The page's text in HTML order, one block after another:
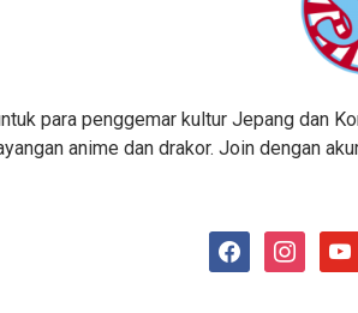
para penggemar kultur Jepang dan
anime dan drakor. Join dengan
facebookinstagram